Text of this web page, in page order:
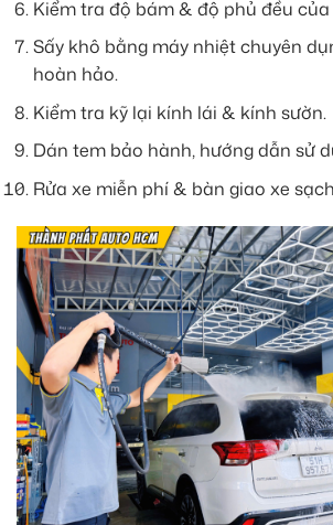
Kiểm tra độ bám & độ phủ đều
Sấy khô bằng máy nhiệt chuyên
hoàn hảo.
Kiểm tra kỹ lại kính lái & kính sườn.
Dán tem bảo hành, hướng dẫn sử
Rửa xe miễn phí & bàn giao xe